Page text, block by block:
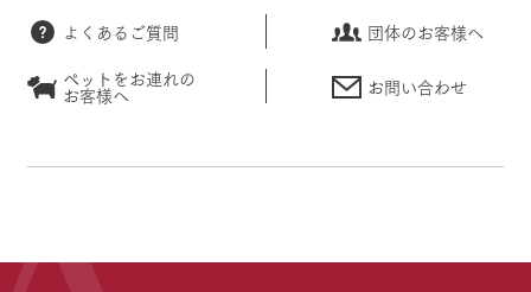
よくあるご質問
団体のお客様へ
ペットをお連れの
お客様へ お問い合わせ